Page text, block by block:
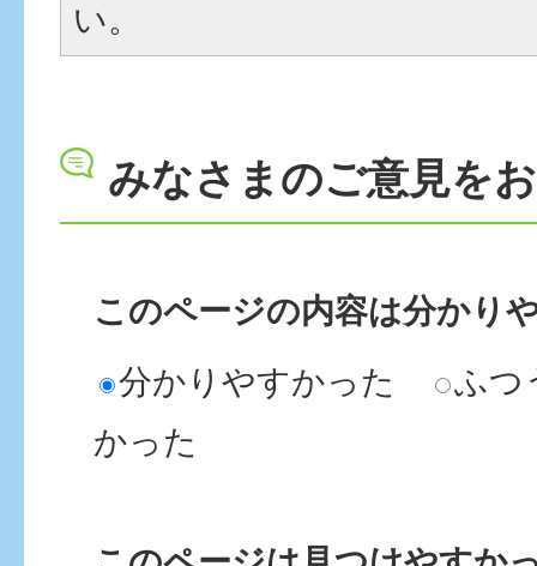
い。
みなさまのご意見を
このページの内容は分かり
分かりやすかった
ふつ
かった